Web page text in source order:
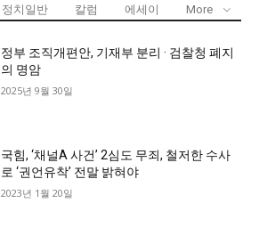
정치일반 칼럼 에세이 More
정부 조직개편안, 기재부 분리 · 검찰청 폐지
의 명암
2025년 9월 30일
국힘, ‘채널A 사건’ 2심도 무죄, 철저한 수사
로 ‘권언유착’ 전말 밝혀야
2023년 1월 20일